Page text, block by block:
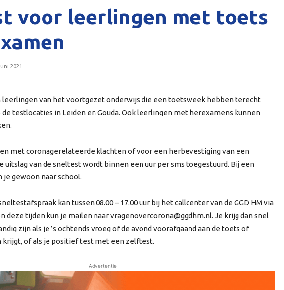
voor leerlingen met toets
2021
leerlingen van het voortgezet onderwijs die een toetsweek hebben terecht
testlocaties in Leiden en Gouda. Ook leerlingen met herexamens kunnen
met coronagerelateerde klachten of voor een herbevestiging van een
uitslag van de sneltest wordt binnen een uur per sms toegestuurd. Bij een
je gewoon naar school.
kan tussen 08.00 – 17.00 uur bij het callcenter van de GGD HM via
deze tijden kun je mailen naar vragenovercorona@ggdhm.nl. Je krijg dan snel
zijn als je ’s ochtends vroeg of de avond voorafgaand aan de toets of
krijgt, of als je positief test met een zelftest.
Advertentie